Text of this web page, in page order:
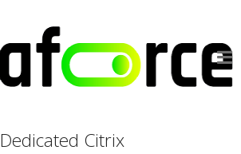
Dedicated Citrix